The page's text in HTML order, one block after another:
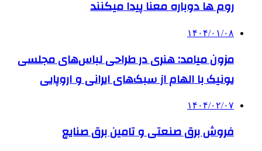
روم ها دوباره معنا پیدا میکنند
۱۴۰۴/۰۱/۰۸
مزون میامد: هنری در طراحی لباس‌های مجلسی
یونیک با الهام از سبک‌های ایرانی و اروپایی
۱۴۰۴/۰۲/۰۷
فروش برق صنعتی و تامین برق صنایع